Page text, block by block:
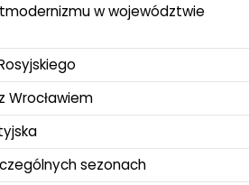
w województwie
Wrocławiem
sezonach